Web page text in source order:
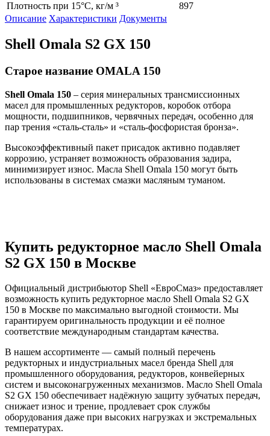
Плотность при 15°C, кг/м ³
897
Описание Характеристики Документы
Shell Omala S2 GX 150
Старое название OMALA 150
Shell Omala 150 – серия минеральных трансмиссионных
масел для промышленных редукторов, коробок отбора
мощности, подшипников, червячных передач, особенно для
пар трения «сталь-сталь» и «сталь-фосфористая бронза».
Высокоэффективный пакет присадок активно подавляет
коррозию, устраняет возможность образования задира,
минимизирует износ. Масла Shell Omala 150 могут быть
использованы в системах смазки масляным туманом.
Купить редукторное масло Shell Omala
S2 GX 150 в Москве
Официальный дистрибьютор Shell «ЕвроСмаз» предоставляет
возможность купить редукторное масло Shell Omala S2 GX
150 в Москве по максимально выгодной стоимости. Мы
гарантируем оригинальность продукции и её полное
соответствие международным стандартам качества.
В нашем ассортименте — самый полный перечень
редукторных и индустриальных масел бренда Shell для
промышленного оборудования, редукторов, конвейерных
систем и высоконагруженных механизмов. Масло Shell Omala
S2 GX 150 обеспечивает надёжную защиту зубчатых передач,
снижает износ и трение, продлевает срок службы
оборудования даже при высоких нагрузках и экстремальных
температурах.